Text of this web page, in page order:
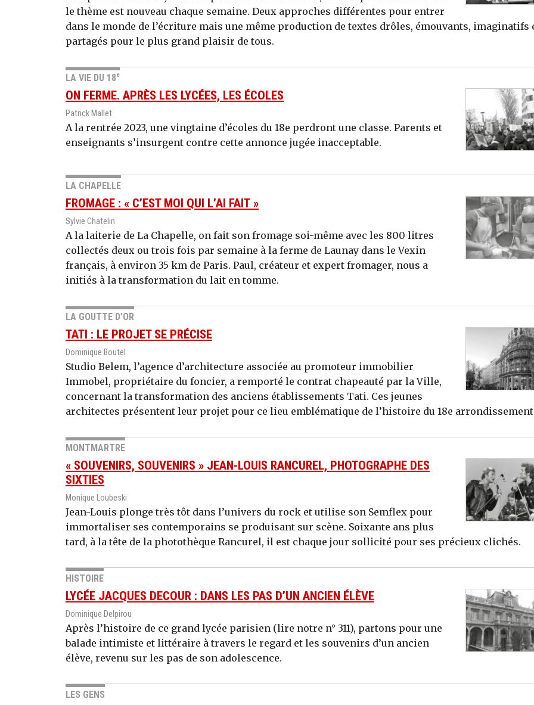
le thème est nouveau chaque semaine. Deux approches différentes pour entrer
dans le monde de l’écriture mais une même production de textes drôles, émouvants, imaginatifs
partagés pour le plus grand plaisir de tous.
LA VIE DU 18e
ON FERME. APRÈS LES LYCÉES, LES ÉCOLES
Patrick Mallet
A la rentrée 2023, une vingtaine d’écoles du 18e perdront une classe. Parents et
enseignants s’insurgent contre cette annonce jugée inacceptable.
LA CHAPELLE
FROMAGE : « C’EST MOI QUI L’AI FAIT »
Sylvie Chatelin
A la laiterie de La Chapelle, on fait son fromage soi-même avec les 800 litres
collectés deux ou trois fois par semaine à la ferme de Launay dans le Vexin
français, à environ 35 km de Paris. Paul, créateur et expert fromager, nous a
initiés à la transformation du lait en tomme.
LA GOUTTE D’OR
TATI : LE PROJET SE PRÉCISE
Dominique Boutel
Studio Belem, l’agence d’architecture associée au promoteur immobilier
Immobel, propriétaire du foncier, a remporté le contrat chapeauté par la Ville,
concernant la transformation des anciens établissements Tati. Ces jeunes
architectes présentent leur projet pour ce lieu emblématique de l’histoire du 18e
MONTMARTRE
« SOUVENIRS, SOUVENIRS » JEAN-LOUIS RANCUREL, PHOTOGRAPHE DES
SIXTIES
Monique Loubeski
Jean-Louis plonge très tôt dans l’univers du rock et utilise son Semflex pour
immortaliser ses contemporains se produisant sur scène. Soixante ans plus
tard, à la tête de la photothèque Rancurel, il est chaque jour sollicité pour ses précieux clichés.
HISTOIRE
LYCÉE JACQUES DECOUR : DANS LES PAS D’UN ANCIEN ÉLÈVE
Dominique Delpirou
Après l’histoire de ce grand lycée parisien (lire notre n° 311), partons pour une
balade intimiste et littéraire à travers le regard et les souvenirs d’un ancien
élève, revenu sur les pas de son adolescence.
LES GENS